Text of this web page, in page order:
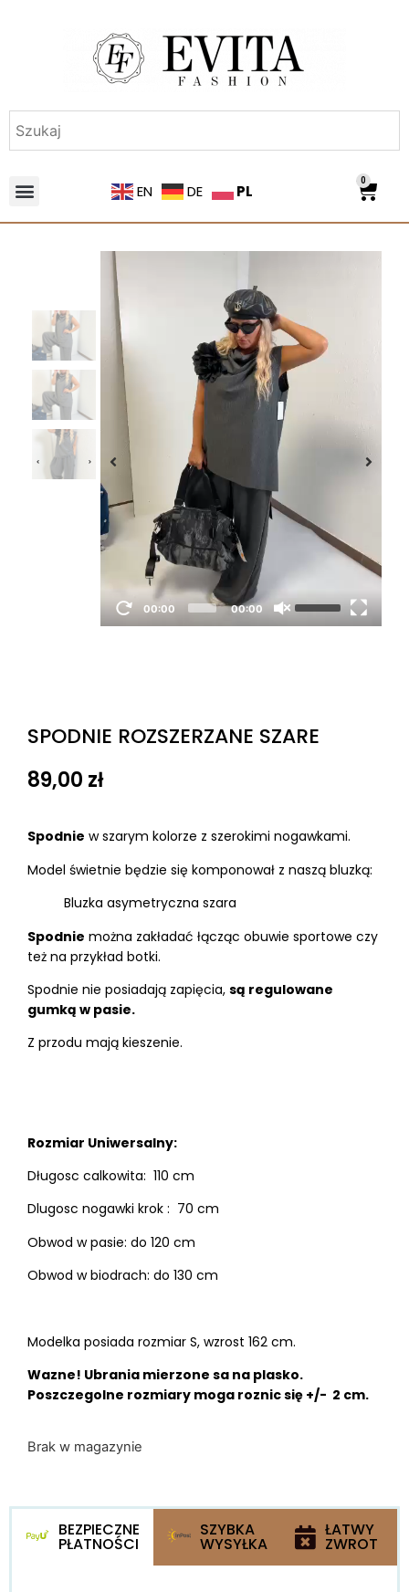
EN DE PL
0
00:00 00:00
SPODNIE ROZSZERZANE SZARE
89,00 zł
Spodnie w szarym kolorze z szerokimi nogawkami.
Model świetnie będzie się komponował z naszą bluzką:
Bluzka asymetryczna szara
Spodnie można zakładać łącząc obuwie sportowe czy
też na przykład botki.
Spodnie nie posiadają zapięcia, są regulowane
gumką w pasie.
Z przodu mają kieszenie.
Rozmiar Uniwersalny:
Długosc calkowita: 110 cm
Dlugosc nogawki krok : 70 cm
Obwod w pasie: do 120 cm
Obwod w biodrach: do 130 cm
Modelka posiada rozmiar S, wzrost 162 cm.
Wazne! Ubrania mierzone sa na plasko.
Poszczegolne rozmiary moga roznic się +/- 2 cm.
Brak w magazynie
BEZPIECZNE
PŁATNOŚCI
SZYBKA
WYSYŁKA
ŁATWY
ZWROT